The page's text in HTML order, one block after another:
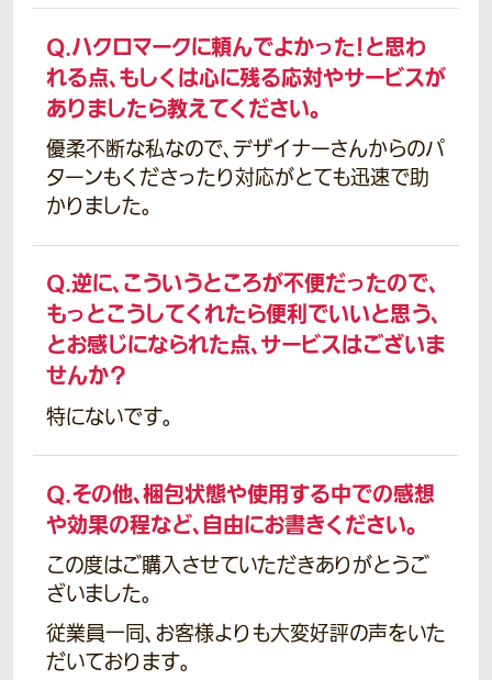
Q.ハクロマークに頼んでよかった！と思わ
れる点、もしくは心に残る応対やサービスが
ありましたら教えてください。
優柔不断な私なので、デザイナーさんからのパ
ターンもくださったり対応がとても迅速で助
かりました。
Q.逆に、こういうところが不便だったので、
もっとこうしてくれたら便利でいいと思う、
とお感じになられた点、サービスはございま
せんか？
特にないです。
Q.その他、梱包状態や使用する中での感想
や効果の程など、自由にお書きください。
この度はご購入させていただきありがとうご
ざいました。
従業員一同、お客様よりも大変好評の声をいた
だいております。